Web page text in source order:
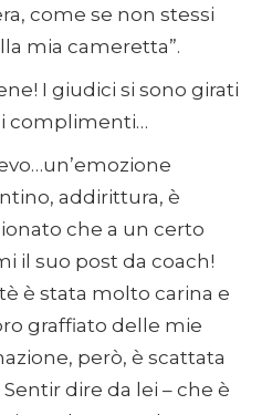
come se non stessi
mia cameretta”.
I giudici si sono girati
complimenti…
addirittura, è
che a un certo
il suo post da coach!
è stata molto carina e
graffiato delle mie
però, è scattata
dire da lei – che è